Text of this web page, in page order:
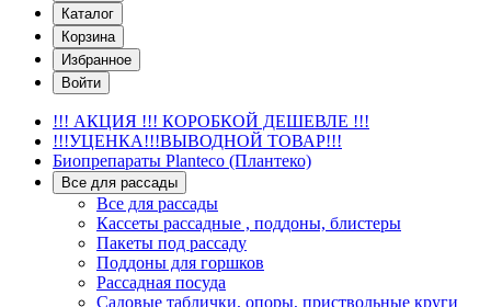
Каталог
Корзина
Избранное
Войти
!!! АКЦИЯ !!! КОРОБКОЙ ДЕШЕВЛЕ !!!
!!!УЦЕНКА!!!ВЫВОДНОЙ ТОВАР!!!
Биопрепараты Planteco (Плантеко)
Все для рассады
Все для рассады
Кассеты рассадные , поддоны, блистеры
Пакеты под рассаду
Поддоны для горшков
Рассадная посуда
Садовые таблички, опоры, приствольные круги